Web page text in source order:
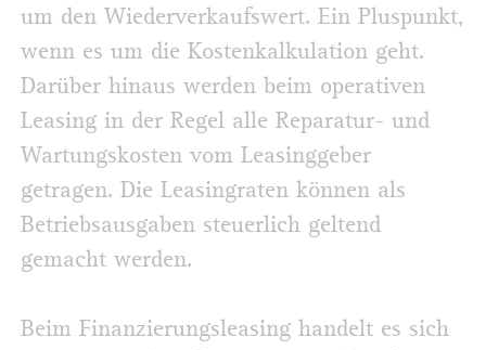
um den Wiederverkaufswert. Ein Pluspunkt,
wenn es um die Kostenkalkulation geht.
Darüber hinaus werden beim operativen
Leasing in der Regel alle Reparatur- und
Wartungskosten vom Leasinggeber
getragen. Die Leasingraten können als
Betriebsausgaben steuerlich geltend
gemacht werden.
Beim Finanzierungsleasing handelt es sich